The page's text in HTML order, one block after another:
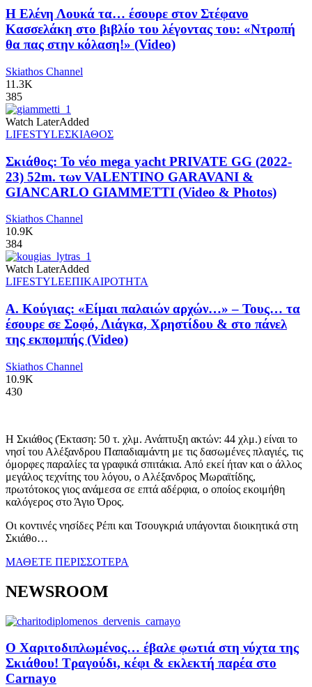
Η Ελένη Λουκά τα… έσουρε στον Στέφανο
Κασσελάκη στο βιβλίο του λέγοντας του: «Ντροπή
θα πας στην κόλαση!» (Video)
Skiathos Channel
11.3K
385
Watch LaterAdded
LIFESTYLEΣΚΙΑΘΟΣ
Σκιάθος: Το νέο mega yacht PRIVATE GG (2022-
23) 52m. των VALENTINO GARAVANI &
GIANCARLO GIAMMETTI (Video & Photos)
Skiathos Channel
10.9K
384
Watch LaterAdded
LIFESTYLEΕΠΙΚΑΙΡΟΤΗΤΑ
Α. Κούγιας: «Είμαι παλαιών αρχών…» – Τους… τα
έσουρε σε Σοφό, Λιάγκα, Χρηστίδου & στο πάνελ
της εκπομπής (Video)
Skiathos Channel
10.9K
430
Η Σκιάθος (Έκταση: 50 τ. χλμ. Ανάπτυξη ακτών: 44 χλμ.) είναι το
νησί του Αλέξανδρου Παπαδιαμάντη με τις δασωμένες πλαγιές, τις
όμορφες παραλίες τα γραφικά σπιτάκια. Από εκεί ήταν και ο άλλος
μεγάλος τεχνίτης του λόγου, ο Αλέξανδρος Μωραϊτίδης,
πρωτότοκος γιος ανάμεσα σε επτά αδέρφια, ο οποίος εκοιμήθη
καλόγερος στο Άγιο Όρος.
Οι κοντινές νησίδες Ρέπι και Τσουγκριά υπάγονται διοικητικά στη
Σκιάθο…
ΜΑΘΕΤΕ ΠΕΡΙΣΣΟΤΕΡΑ
NEWSROOM
Ο Χαριτοδιπλωμένος… έβαλε φωτιά στη νύχτα της
Σκιάθου! Τραγούδι, κέφι & εκλεκτή παρέα στο
Carnayo